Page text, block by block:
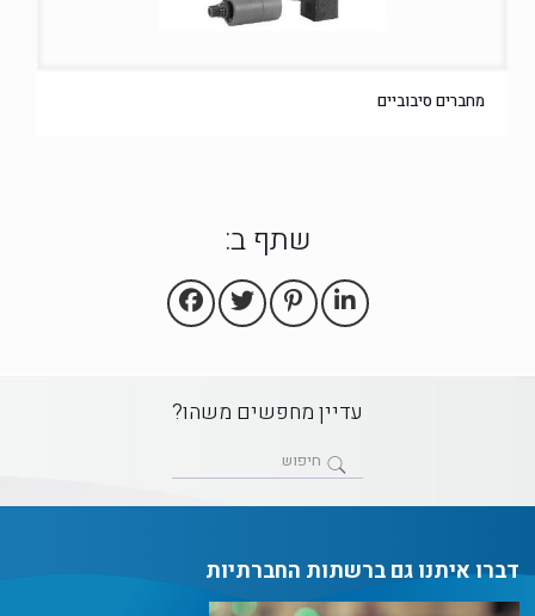
מחברים סיבוביים
שתף ב:
עדיין מחפשים משהו?
דברו איתנו גם ברשתות החברתיות